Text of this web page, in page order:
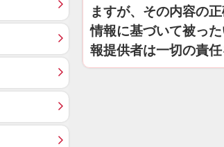
ますが、その内容の
情報に基づいて被っ
報提供者は一切の責任